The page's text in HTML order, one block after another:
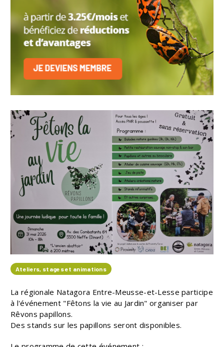
Ateliers, stages et animations
La régionale Natagora Entre-Meusse-et-Lesse participe
à l'événement "Fêtons la vie au Jardin" organiser par
Rêvons papillons.
Des stands sur les papillons seront disponibles.